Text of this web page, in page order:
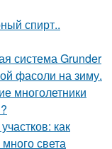
спирт..
система Grunder
фасоли на зиму.
многолетники
как
света